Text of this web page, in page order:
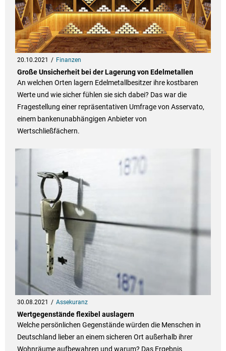
20.10.2021 Finanzen
Große Unsicherheit bei der Lagerung von Edelmetallen
An welchen Orten lagern Edelmetallbesitzer ihre kostbaren
Werte und wie sicher fühlen sie sich dabei? Das war die
Fragestellung einer repräsentativen Umfrage von Asservato,
einem bankenunabhängigen Anbieter von
Wertschließfächern.
30.08.2021 Assekuranz
Wertgegenstände flexibel auslagern
Welche persönlichen Gegenstände würden die Menschen in
Deutschland lieber an einem sicheren Ort außerhalb ihrer
Wohnräume aufbewahren und warum? Das Ergebnis